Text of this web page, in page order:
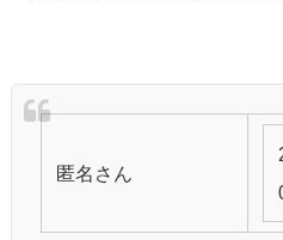
匿名 さん